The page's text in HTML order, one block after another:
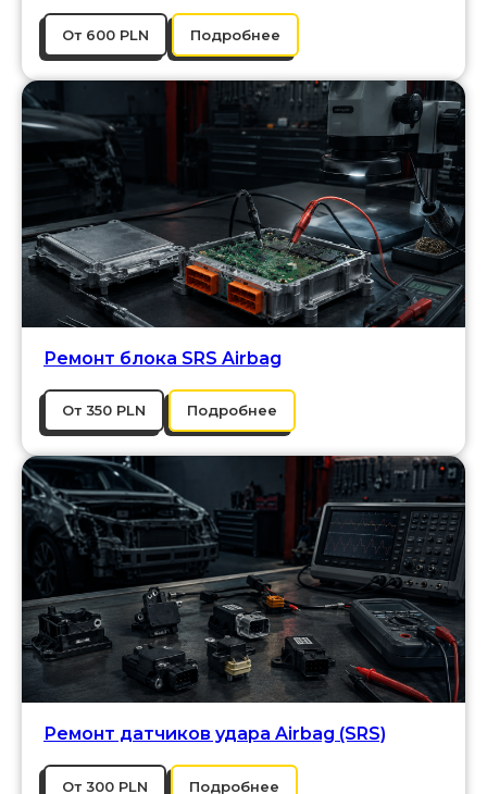
От 600 PLN Подробнее
Ремонт блока SRS Airbag
От 350 PLN Подробнее
Ремонт датчиков удара Airbag (SRS)
От 300 PLN Подробнее